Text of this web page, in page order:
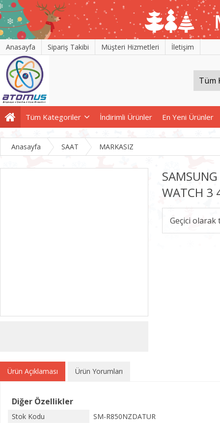
Anasayfa Sipariş Takibi Müşteri Hizmetleri İletişim
Tüm Kategoriler İndirimli Ürünler En Yeni Ürünler
Anasayfa SAAT MARKASIZ
WATCH 3
Geçici
Ürün Açıklaması Ürün Yorumları
Diğer Özellikler
Stok Kodu
SM-R850NZDATUR